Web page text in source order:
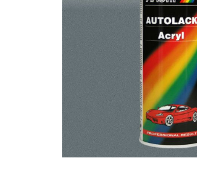
de